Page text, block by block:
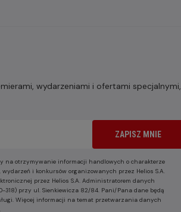
wydarzeniami i ofertami specjalnymi,
ZAPISZ MNIE
na otrzymywanie informacji handlowych o charakterze
i konkursów organizowanych przez Helios S.A.
przez Helios S.A. Administratorem danych
318) przy ul. Sienkiewicza 82/84. Pani/Pana dane będą
Więcej informacji na temat przetwarzania danych
.